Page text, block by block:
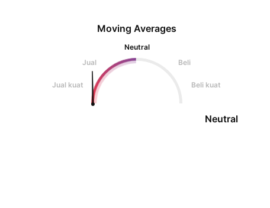
Moving Averages
Neutral
Jual
Beli
Jual kuat Beli kuat
Neutral